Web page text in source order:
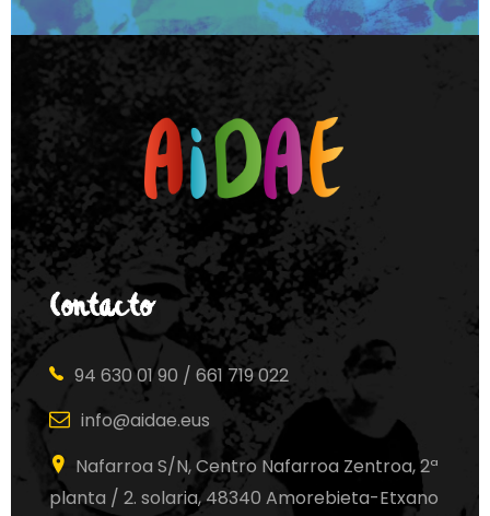
Contacto
94 630 01 90 / 661 719 022
info@aidae.eus
Nafarroa S/N, Centro Nafarroa Zentroa, 2ª
planta / 2. solaria, 48340 Amorebieta-Etxano